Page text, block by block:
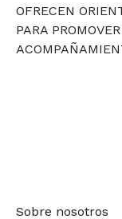
OFRECEN
PARA
Sobre nosotros